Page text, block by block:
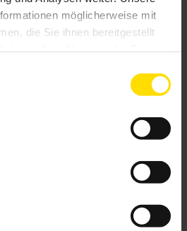
möglicherweise mit
die Sie ihnen bereitgestellt